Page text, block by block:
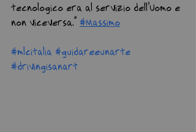
tecnologico era al servizio dell’Uomo e
non viceversa.” #Massimo
#mlcitalia #guidareeunarte
#drivingisanart